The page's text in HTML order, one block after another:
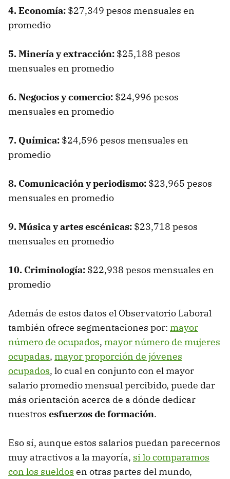
4. Economía: $27,349 pesos mensuales en
promedio
5. Minería y extracción: $25,188 pesos
mensuales en promedio
6. Negocios y comercio: $24,996 pesos
mensuales en promedio
7. Química: $24,596 pesos mensuales en
promedio
8. Comunicación y periodismo: $23,965 pesos
mensuales en promedio
9. Música y artes escénicas: $23,718 pesos
mensuales en promedio
10. Criminología: $22,938 pesos mensuales en
promedio
Además de estos datos el Observatorio Laboral
también ofrece segmentaciones por: mayor
número de ocupados, mayor número de mujeres
ocupadas, mayor proporción de jóvenes
ocupados, lo cual en conjunto con el mayor
salario promedio mensual percibido, puede dar
más orientación acerca de a dónde dedicar
nuestros esfuerzos de formación.
Eso sí, aunque estos salarios puedan parecernos
muy atractivos a la mayoría, si lo comparamos
con los sueldos en otras partes del mundo,